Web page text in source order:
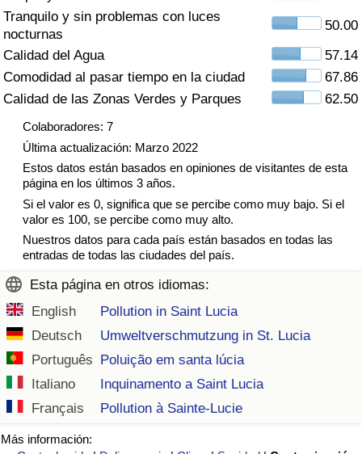
Tranquilo y sin problemas con luces
nocturnas
50.00
Calidad del Agua
57.14
Comodidad al pasar tiempo en la ciudad
67.86
Calidad de las Zonas Verdes y Parques
62.50
Colaboradores: 7
Última actualización: Marzo 2022
Estos datos están basados en opiniones de visitantes de esta
página en los últimos 3 años.
Si el valor es 0, significa que se percibe como muy bajo. Si el
valor es 100, se percibe como muy alto.
Nuestros datos para cada país están basados en todas las
entradas de todas las ciudades del país.
Esta página en otros idiomas:
English
Pollution in Saint Lucia
Deutsch
Umweltverschmutzung in St. Lucia
Português Poluição em santa lúcia
Italiano
Inquinamento a Saint Lucia
Français
Pollution à Sainte-Lucie
Más información:
Índice de contaminación
Índice de Contaminación por País
Tráfico
Índice de Tráfico
Índice de Tráfico (Actual)
Índice de Tráfico por País